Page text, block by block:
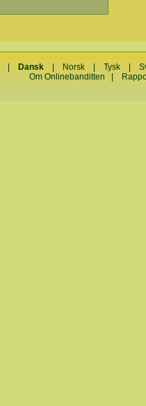
Dansk Norsk Tysk
Om Onlinebanditten